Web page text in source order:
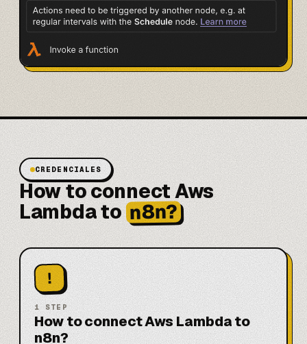
CREDENCIALES
How to connect Aws
Lambda to n8n?
!
1 STEP
How to connect Aws Lambda to
n8n?